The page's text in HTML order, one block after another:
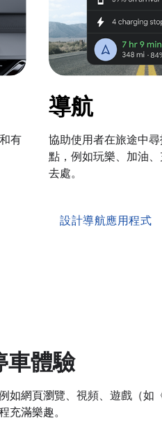
有
導航
協助使用者在旅途中
點，例如玩樂、加油
去處。
設計導航應用程式
車體驗
如網頁瀏覽、視頻、遊戲（如
充滿樂趣。